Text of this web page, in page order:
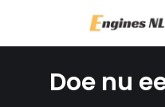
inhoudDoe nu